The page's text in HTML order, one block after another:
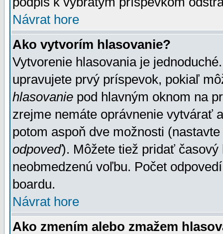
Návrat hore
Ako vytvorím hlasovanie?
Vytvorenie hlasovania je
upravujete prvý príspevok, pokiaľ
hlasovanie pod hlavným oknom na
zrejme nemáte oprávnenie vytvárať
potom aspoň dve možnosti
odpoveď). Môžete tiež pridať
neobmedzenú voľbu. Počet
boardu.
Návrat hore
Ako zmením alebo zmažem